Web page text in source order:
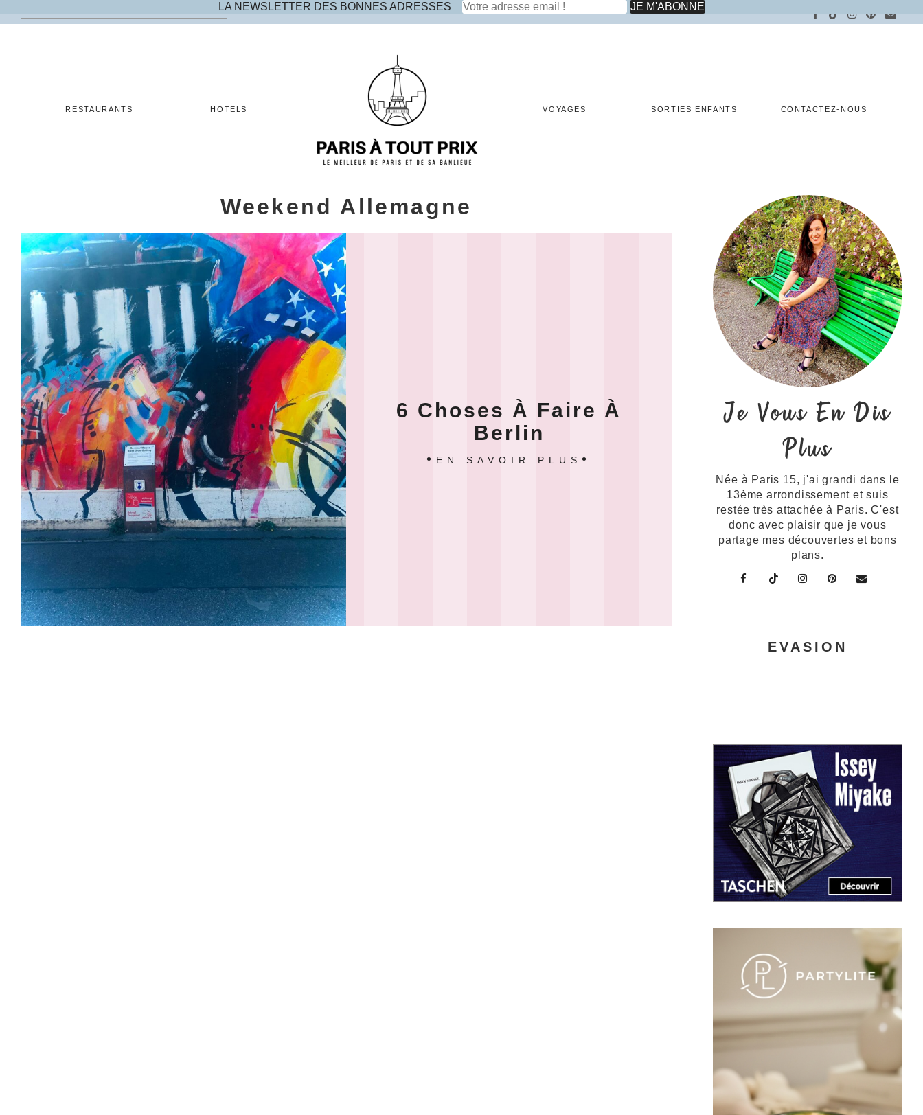
Rechercher :
RESTAURANTS HOTELS VOYAGES SORTIES ENFANTS CONTACTEZ-NOUS
Weekend Allemagne
6 Choses À Faire À
Berlin
EN SAVOIR PLUS
Je Vous En Dis
Plus
Née à Paris 15, j'ai grandi dans le
13ème arrondissement et suis
restée très attachée à Paris. C'est
donc avec plaisir que je vous
partage mes découvertes et bons
plans.
EVASION
LA NEWSLETTER DES BONNES ADRESSES